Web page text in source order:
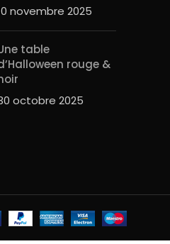
novembre 2025
table
rouge &
octobre 2025